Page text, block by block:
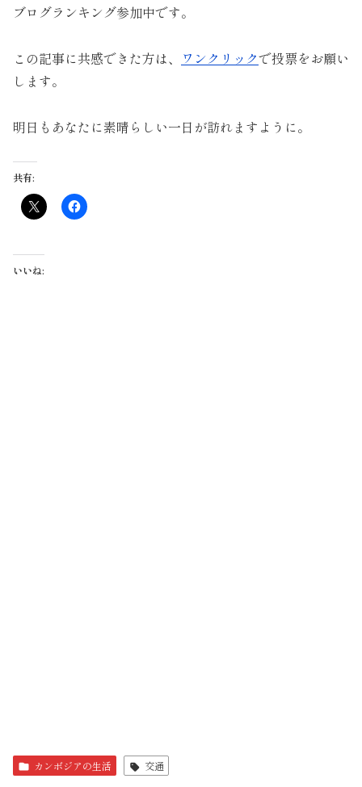
ブログランキング参加中です。
この記事に共感できた方は、 ワンクリックで投票をお願い
します。
明日もあなたに素晴らしい一日が訪れますように。
共有:
いいね:
カンボジアの生活 交通